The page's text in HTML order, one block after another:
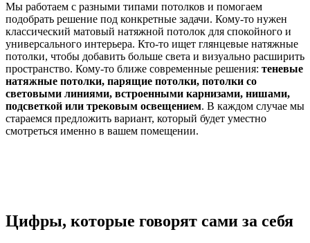
Мы работаем с разными типами потолков и помогаем
подобрать решение под конкретные задачи. Кому-то нужен
классический матовый натяжной потолок для спокойного и
универсального интерьера. Кто-то ищет глянцевые натяжные
потолки, чтобы добавить больше света и визуально расширить
пространство. Кому-то ближе современные решения: теневые
натяжные потолки, парящие потолки, потолки со
световыми линиями, встроенными карнизами, нишами,
подсветкой или трековым освещением. В каждом случае мы
стараемся предложить вариант, который будет уместно
смотреться именно в вашем помещении.
Цифры, которые говорят сами за себя